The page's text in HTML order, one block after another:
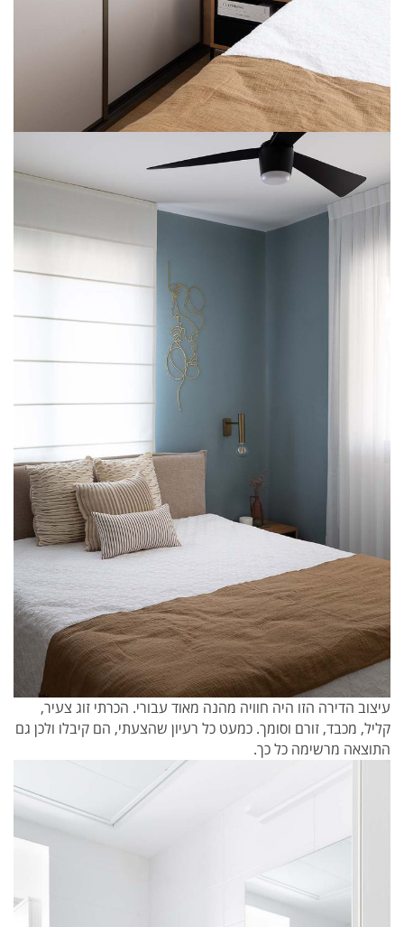
עיצוב הדירה הזו היה חוויה מהנה מאוד עבורי. הכרתי זוג צעיר,
קליל, מכבד, זורם וסומך. כמעט כל רעיון שהצעתי, הם קיבלו ולכן גם
התוצאה מרשימה כל כך.